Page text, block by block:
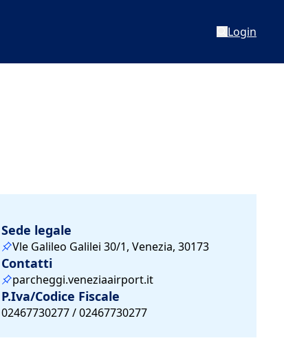
Login
Sede legale
Vle Galileo Galilei 30/1, Venezia, 30173
Contatti
parcheggi.veneziaairport.it
P.Iva/Codice Fiscale
02467730277 / 02467730277